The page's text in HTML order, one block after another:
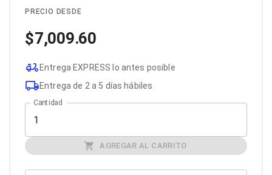
Cables Coaxiales
Jacks de Red
Conectores
Tapas y Cajas
Herramientas para Cables
Pinzas Ponchadoras
Probadores de Cable
Protectores para Cables
Cables para Impresoras
Bobinas
Sujetadores de Cables
PRECIO DESDE
7,009.60
Entrega EXPRESS lo antes posible
Entrega de 2 a 5 días hábiles
Cantidad
AGREGAR AL CARRITO